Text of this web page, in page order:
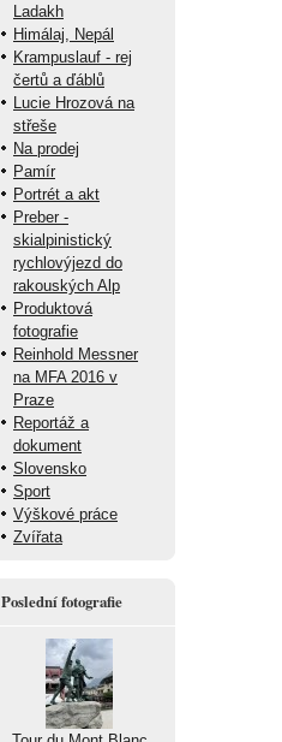
Ladakh
Himálaj, Nepál
Krampuslauf - rej
čertů a ďáblů
Lucie Hrozová na
střeše
Na prodej
Pamír
Portrét a akt
Preber -
skialpinistický
rychlovýjezd do
rakouských Alp
Produktová
fotografie
Reinhold Messner
na MFA 2016 v
Praze
Reportáž a
dokument
Slovensko
Sport
Výškové práce
Zvířata
Poslední fotografie